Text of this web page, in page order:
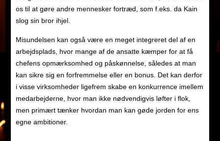
os til at gøre andre mennesker fortræd, som f.eks. da Kain
slog sin bror ihjel.
Misundelsen kan også være en meget integreret del af en
arbejdsplads, hvor mange af de ansatte kæmper for at få
chefens opmærksomhed og påskønnelse, således at man
kan sikre sig en forfremmelse eller en bonus. Det kan derfor
i visse virksomheder ligefrem skabe en konkurrence imellem
medarbejderne, hvor man ikke nødvendigvis løfter i flok,
men primært tænker hvordan man kan gøde jorden for ens
egne ambitioner.